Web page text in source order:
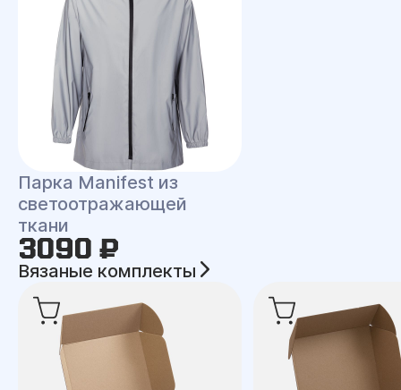
Парка Manifest из
светоотражающей
ткани
3090 ₽
Вязаные комплекты